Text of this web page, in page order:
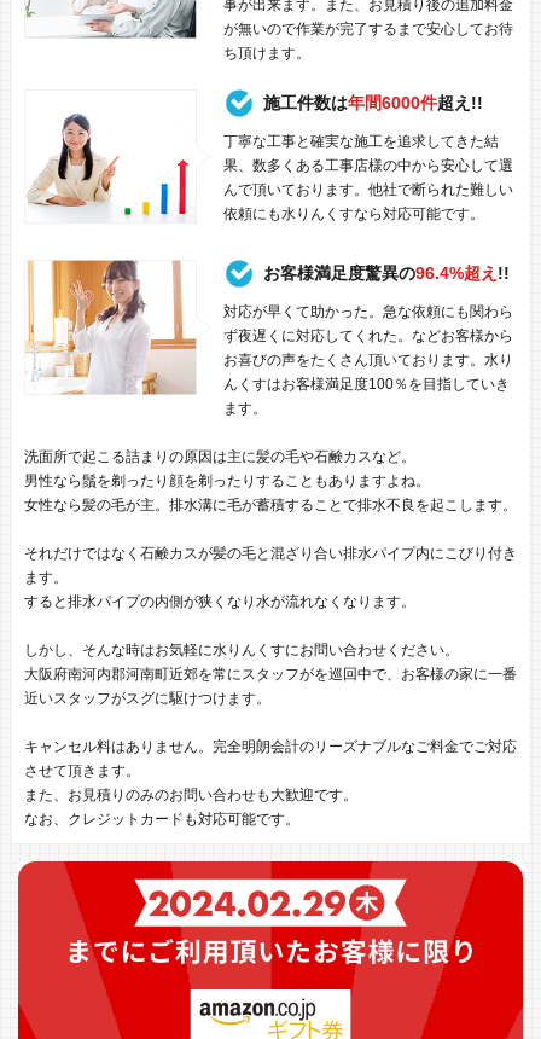
事が出来ます。また、お見積り後の追加料金
が無いので作業が完了するまで安心してお待
ち頂けます。
施工件数は年間6000件超え!!
丁寧な工事と確実な施工を追求してきた結
果、数多くある工事店様の中から安心して選
んで頂いております。他社で断られた難しい
依頼にも水りんくすなら対応可能です。
お客様満足度驚異の96.4%超え !!
対応が早くて助かった。急な依頼にも関わら
ず夜遅くに対応してくれた。などお客様から
お喜びの声をたくさん頂いております。水り
んくすはお客様満足度100％を目指していき
ます。
洗面所で起こる詰まりの原因は主に髪の毛や石鹸カスなど。
男性なら鬚を剃ったり顔を剃ったりすることもありますよね。
女性なら髪の毛が主。排水溝に毛が蓄積することで排水不良を起こします。
それだけではなく石鹸カスが髪の毛と混ざり合い排水パイプ内にこびり付き
ます。
すると排水パイプの内側が狭くなり水が流れなくなります。
しかし、そんな時はお気軽に水りんくすにお問い合わせください。
大阪府南河内郡河南町近郊を常にスタッフがを巡回中で、お客様の家に一番
近いスタッフがスグに駆けつけます。
キャンセル料はありません。完全明朗会計のリーズナブルなご料金でご対応
させて頂きます。
また、お見積りのみのお問い合わせも大歓迎です。
なお、クレジットカードも対応可能です。